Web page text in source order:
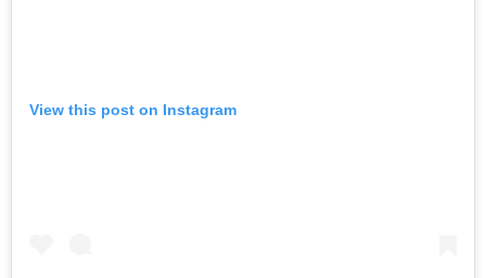
View this post on Instagram